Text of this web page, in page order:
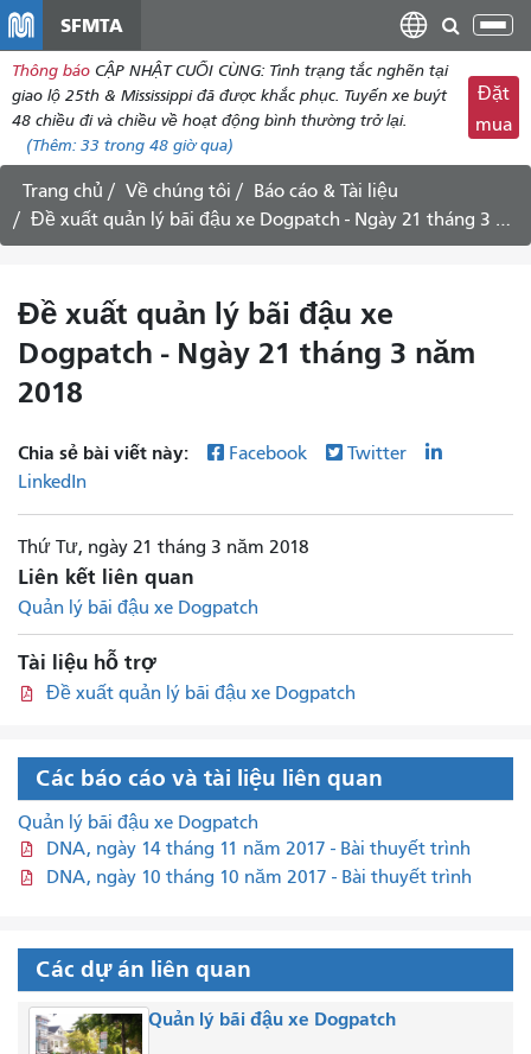
dung
SFMTA
Thông báo CẬP NHẬT CUỐI CÙNG: Tình trạng tắc nghẽn tại
giao lộ 25th & Mississippi đã được khắc phục. Tuyến xe buýt
48 chiều đi và chiều về hoạt động bình thường trở lại.
(Thêm: 33 trong 48 giờ qua)
Đặt
mua
Trang chủ Về chúng tôi
Báo cáo & Tài liệu
Đề xuất quản lý bãi đậu xe Dogpatch - Ngày 21 tháng 3 năm 2018
Đề xuất quản lý bãi đậu xe
Dogpatch - Ngày 21 tháng 3 năm
2018
Chia sẻ bài viết này: Facebook
Twitter
LinkedIn
Thứ Tư, ngày 21 tháng 3 năm 2018
Liên kết liên quan
Quản lý bãi đậu xe Dogpatch
Tài liệu hỗ trợ
Đề xuất quản lý bãi đậu xe Dogpatch
Các báo cáo và tài liệu liên quan
Quản lý bãi đậu xe Dogpatch
DNA, ngày 14 tháng 11 năm 2017 - Bài thuyết trình
DNA, ngày 10 tháng 10 năm 2017 - Bài thuyết trình
Các dự án liên quan
Quản lý bãi đậu xe Dogpatch